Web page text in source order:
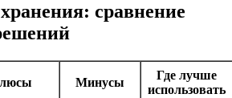
сравнение
Минусы
Где лучше
использовать